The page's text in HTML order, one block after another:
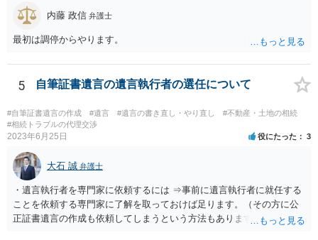
望。もちろん私もそうできればと思います。 ・・・婚姻前の契約 あ
るいは 遺言書などで その意思を実現する方法はあります。 弁護
士に相談してみてください。
内藤 政信 弁護士
最初は調停からやります。
5 自筆証書遺言の遺言執行者の選任について
#自筆証書遺言の作成 #遺言 #遺言の書き直し・やり直し
#不動産・土地の相続
#相続トラブルの代理交渉
2023年6月25日 役にたった 3
大石 誠 弁護士
・遺言執行者を専門家に依頼するには ⇒事前に遺言執行者に就任する
ことを依頼する専門家に了解を取っておけば足ります。（その方に公
正証書遺言の作成も依頼してしまうという方法もあります） 事前に了